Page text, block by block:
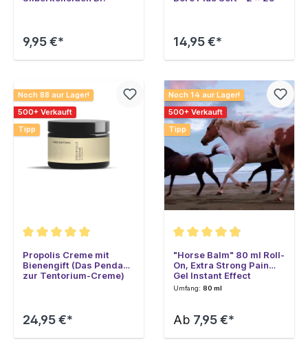
9,95 €* 14,95 €*
Noch 88 aur Lager!
500+ Verkauft
Tipp
Propolis Creme mit
Bienengift (Das Pendant
zur Tentorium-Creme)
24,95 €*
Noch 14 aur Lager!
500+ Verkauft
Tipp
"Horse Balm" 80 ml Roll-
On, Extra Strong Pain
Gel Instant Effect
Umfang: 80 ml
Ab 7,95 €*